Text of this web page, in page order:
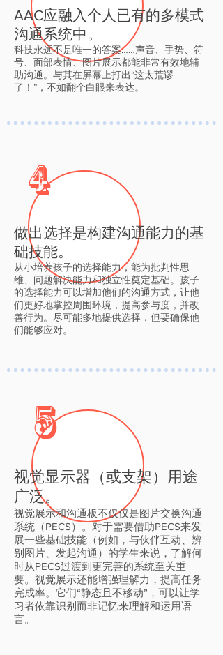
AAC应融入个人已有的多模式
沟通系统中。
科技永远不是唯一的答案……声音、手势 、符
号、面部表情、图片展示都能非常有效地辅
助沟通。与其在屏幕上打出“这太荒谬
了！”，不如翻个白眼来表达。
4
做出选择是构建沟通能力的基
础技能。
从小培养孩子的选择能力，能为批判性思
维、问题解决能力和独立性奠定基础。孩子
的选择能力可以增加他们的沟通方式，让他
们更好地掌控周围环境，提高参与度，并改
善行为。尽可能多地提供选择，但要确保他
们能够应对。
5
视觉显示器（或支架）用途
广泛。
视觉展示和沟通板不仅仅是图片交换沟通
系统（PECS）。对于需要借助PECS来发
展一些基础技能（例如，与伙伴互动、辨
别图片、发起沟通）的学生来说，了解何
时从PECS过渡到更完善的系统至关重
要。视觉展示还能增强理解力，提高任务
完成率。它们“静态且不移动”，可以让学
习者依靠识别而非记忆来理解和运用语
言。